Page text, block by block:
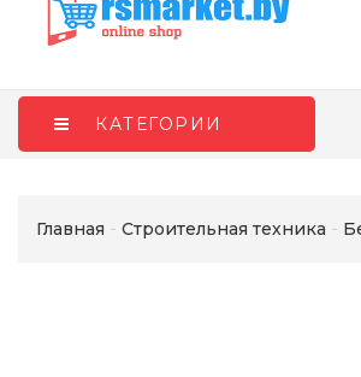
КАТЕГОРИИ
Главная Строительная техника